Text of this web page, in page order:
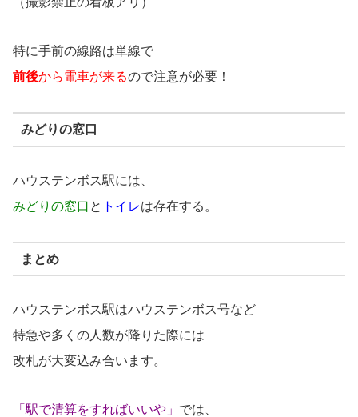
特に手前の線路は単線で
前後から電車が来るので注意が必要！
みどりの窓口
ハウステンボス駅には、
みどりの窓口 と トイレは存在する。
まとめ
ハウステンボス駅はハウステンボス号など
特急や多くの人数が降りた際には
改札が大変込み合います。
「駅で清算をすればいいや」 では、